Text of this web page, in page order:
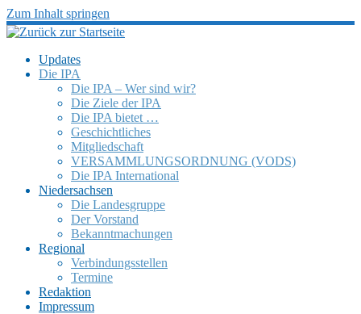
Zum Inhalt springen
Updates
Die IPA
Die IPA – Wer sind wir?
Die Ziele der IPA
Die IPA bietet …
Geschicht­li­ches
Mitglied­schaft
VERSAMMLUNGSORDNUNG (VODS)
Die IPA Inter­na­tio­nal
Nieder­sach­sen
Die Landes­gruppe
Der Vorstand
Bekannt­ma­chun­gen
Regio­nal
Verbin­dungs­stel­len
Termine
Redak­tion
Impres­sum